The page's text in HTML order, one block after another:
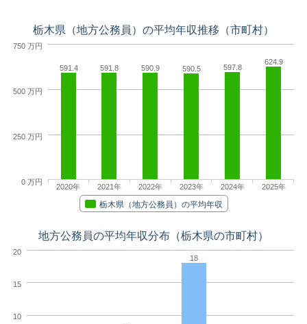
栃木県（地方公務員）の平均年収推移（市町村）
591.4 591.8 590.9 590.5 597.8
624.9
栃木県（地方公務員）の平均年収
2020年 2021年 2022年 2023年 2024年 2025年
0 万円
250 万円
500 万円
750 万円
地方公務員の平均年収分布（栃木県の市町村）
18
10
15
20